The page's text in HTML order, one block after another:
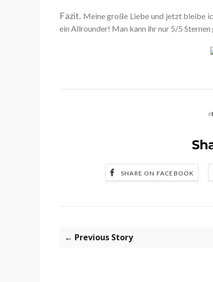
Fazit. Meine große Liebe und jetzt bleibe
ein Allrounder! Man kann ihr nur 5/5 Sternen
#
SHARE ON FACEBOOK
← Previous Story